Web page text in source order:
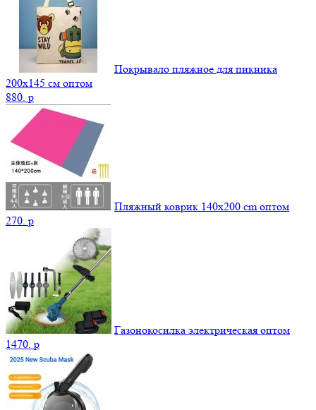
Покрывало пляжное для пикника
200х145 см оптом
880. p
Пляжный коврик 140х200 cm оптом
270. p
Газонокосилка электрическая оптом
1470. p